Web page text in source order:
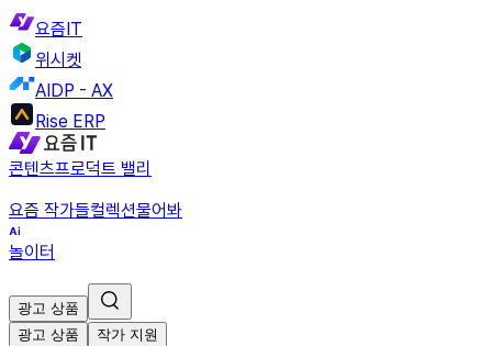
요즘IT
위시켓
AIDP - AX
Rise ERP
콘텐츠프로덕트 밸리
요즘 작가들컬렉션물어봐
놀이터
광고 상품
광고 상품
작가 지원